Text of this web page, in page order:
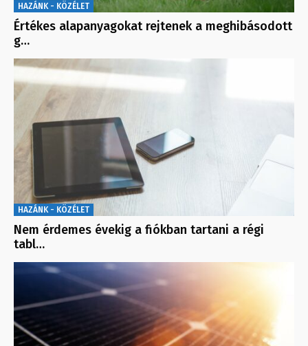
HAZÁNK - KÖZÉLET
Értékes alapanyagokat rejtenek a meghibásodott
g…
HAZÁNK - KÖZÉLET
Nem érdemes évekig a fiókban tartani a régi
tabl…